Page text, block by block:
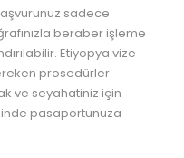
sadece
beraber işleme
Etiyopya vize
prosedürler
ve seyahatiniz için
pasaportunuza